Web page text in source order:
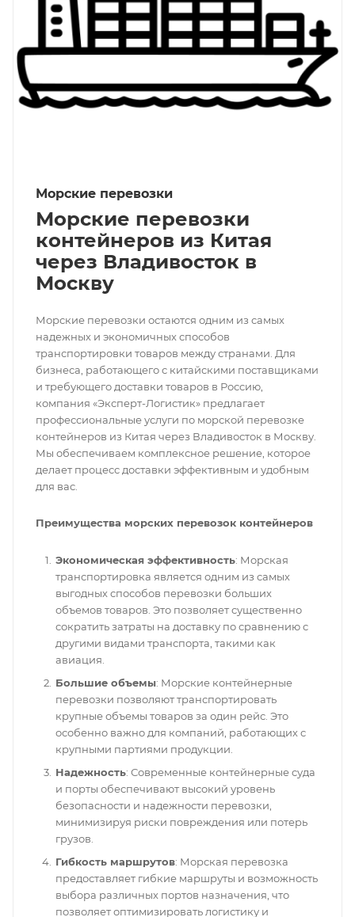
Морские перевозки
Морские перевозки
контейнеров из Китая
через Владивосток в
Москву
Морские перевозки остаются одним из самых
надежных и экономичных способов
транспортировки товаров между странами. Для
бизнеса, работающего с китайскими поставщиками
и требующего доставки товаров в Россию,
компания «Эксперт-Логистик» предлагает
профессиональные услуги по морской перевозке
контейнеров из Китая через Владивосток в Москву.
Мы обеспечиваем комплексное решение, которое
делает процесс доставки эффективным и удобным
для вас.
Преимущества морских перевозок контейнеров
Экономическая эффективность: Морская
транспортировка является одним из самых
выгодных способов перевозки больших
объемов товаров. Это позволяет существенно
сократить затраты на доставку по сравнению с
другими видами транспорта, такими как
авиация.
Большие объемы: Морские контейнерные
перевозки позволяют транспортировать
крупные объемы товаров за один рейс. Это
особенно важно для компаний, работающих с
крупными партиями продукции.
Надежность: Современные контейнерные суда
и порты обеспечивают высокий уровень
безопасности и надежности перевозки,
минимизируя риски повреждения или потерь
грузов.
Гибкость маршрутов: Морская перевозка
предоставляет гибкие маршруты и возможность
выбора различных портов назначения, что
позволяет оптимизировать логистику и